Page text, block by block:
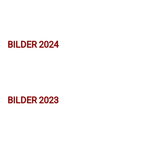
BILDER 2024
BILDER 2023